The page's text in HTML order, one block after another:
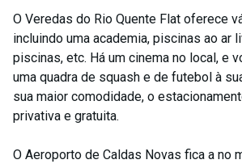
O Veredas do Rio Quente Flat oferece
incluindo uma academia, piscinas ao ar
piscinas, etc. Há um cinema no local, e
uma quadra de squash e de futebol à
sua maior comodidade, o
privativa e gratuita.
O Aeroporto de Caldas Novas fica a no